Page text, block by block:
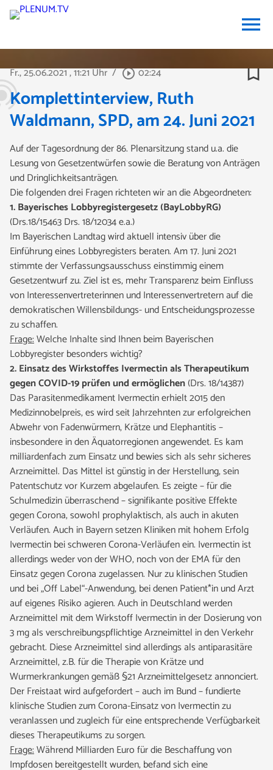
menu
Fr., 25.06.2021, 11:21 Uhr / play_circle_outline02:24 bookmark_border
Komplettinterview, Ruth
Waldmann, SPD, am 24. Juni 2021
Auf der Tagesordnung der 86. Plenarsitzung stand u.a. die
Lesung von Gesetzentwürfen sowie die Beratung von Anträgen
und Dringlichkeitsanträgen.
Die folgenden drei Fragenrichteten wir an die Abgeordneten:
1. Bayerisches Lobbyregistergesetz (BayLobbyRG)
(Drs.18/15463 Drs. 18/12034 e.a.)
Im Bayerischen Landtag wird aktuell intensiv über die
Einführung eines Lobbyregisters beraten. Am 17. Juni 2021
stimmte der Verfassungsausschuss einstimmig einem
Gesetzentwurf zu. Ziel ist es, mehr Transparenz beim Einfluss
von Interessenvertreterinnen und Interessenvertretern auf die
demokratischen Willensbildungs- und Entscheidungsprozesse
zu schaffen.
Frage:Welche Inhalte sind Ihnen beim Bayerischen
Lobbyregister besonders wichtig?
2. Einsatz des Wirkstoffes Ivermectin als Therapeutikum
gegen COVID-19 prüfen und ermöglichen(Drs. 18/14387)
Das Parasitenmedikament Ivermectin erhielt 2015 den
Medizinnobelpreis, es wird seit Jahrzehnten zur erfolgreichen
Abwehr von Fadenwürmern, Krätze und Elephantitis –
insbesondere in den Äquatorregionen angewendet. Es kam
milliardenfach zum Einsatz und bewies sich als sehr sicheres
Arzneimittel. Das Mittel ist günstig in der Herstellung, sein
Patentschutz vor Kurzem abgelaufen. Es zeigte – für die
Schulmedizin überraschend – signifikante positive Effekte
gegen Corona, sowohl prophylaktisch, als auch in akuten
Verläufen. Auch in Bayern setzen Kliniken mit hohem Erfolg
Ivermectin bei schweren Corona-Verläufen ein. Ivermectin ist
allerdings weder von der WHO, noch von der EMA für den
Einsatz gegen Corona zugelassen. Nur zu klinischen Studien
und bei „Off Label“-Anwendung, bei denen Patient*in und Arzt
auf eigenes Risiko agieren. Auch in Deutschland werden
Arzneimittel mit dem Wirkstoff Ivermectin in der Dosierung von
3 mg als verschreibungspflichtige Arzneimittel in den Verkehr
gebracht. Diese Arzneimittel sind allerdings als antiparasitäre
Arzneimittel, z.B. für die Therapie von Krätze und
Wurmerkrankungen gemäß §21 Arzneimittelgesetz annonciert.
Der Freistaat wird aufgefordert – auch im Bund – fundierte
klinische Studien zum Corona-Einsatz von Ivermectin zu
veranlassen und zugleich für eine entsprechende Verfügbarkeit
dieses Therapeutikums zu sorgen.
Frage:Während Milliarden Euro für die Beschaffung von
Impfdosen bereitgestellt wurden, befand sich eine